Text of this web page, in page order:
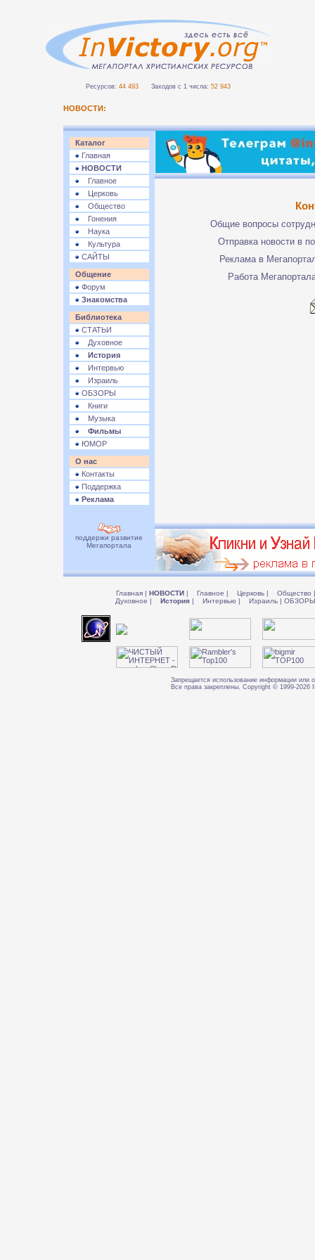
Ресурсов: 44 493 Заходов с 1 числа: 52 943
НОВОСТИ:
Каталог
Главная
НОВОСТИ
Главное
Церковь
Общество
Гонения
Наука
Культура
САЙТЫ
Общение
Форум
Знакомства
Библиотека
СТАТЬИ
Духовное
История
Интервью
Израиль
ОБЗОРЫ
Книги
Музыка
Фильмы
ЮМОР
О нас
Контакты
Поддержка
Реклама
Общие вопросы
Отправка новости в
Реклама в
Работа
поддержи развитие
Мегапортала
Главная | НОВОСТИ | Главное | Церковь | Общество |
Духовное | История | Интервью | Израиль |
Запрещается использование информации или
Все права закреплены. Copyright © 1999-